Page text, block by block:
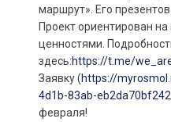
маршрут». Его
Проект ориентирован
ценностями.
здесь:https://t.me/
Заявку (https://
4d1b-83ab-eb2da70bf242
февраля!